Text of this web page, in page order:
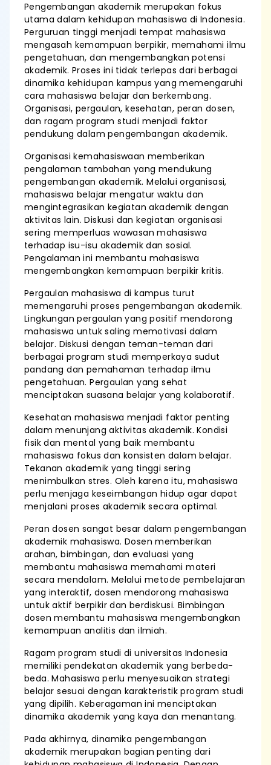
Pengembangan akademik merupakan fokus
utama dalam kehidupan mahasiswa di Indonesia.
Perguruan tinggi menjadi tempat mahasiswa
mengasah kemampuan berpikir, memahami ilmu
pengetahuan, dan mengembangkan potensi
akademik. Proses ini tidak terlepas dari berbagai
dinamika kehidupan kampus yang memengaruhi
cara mahasiswa belajar dan berkembang.
Organisasi, pergaulan, kesehatan, peran dosen,
dan ragam program studi menjadi faktor
pendukung dalam pengembangan akademik.
Organisasi kemahasiswaan memberikan
pengalaman tambahan yang mendukung
pengembangan akademik. Melalui organisasi,
mahasiswa belajar mengatur waktu dan
mengintegrasikan kegiatan akademik dengan
aktivitas lain. Diskusi dan kegiatan organisasi
sering memperluas wawasan mahasiswa
terhadap isu-isu akademik dan sosial.
Pengalaman ini membantu mahasiswa
mengembangkan kemampuan berpikir kritis.
Pergaulan mahasiswa di kampus turut
memengaruhi proses pengembangan akademik.
Lingkungan pergaulan yang positif mendorong
mahasiswa untuk saling memotivasi dalam
belajar. Diskusi dengan teman-teman dari
berbagai program studi memperkaya sudut
pandang dan pemahaman terhadap ilmu
pengetahuan. Pergaulan yang sehat
menciptakan suasana belajar yang kolaboratif.
Kesehatan mahasiswa menjadi faktor penting
dalam menunjang aktivitas akademik. Kondisi
fisik dan mental yang baik membantu
mahasiswa fokus dan konsisten dalam belajar.
Tekanan akademik yang tinggi sering
menimbulkan stres. Oleh karena itu, mahasiswa
perlu menjaga keseimbangan hidup agar dapat
menjalani proses akademik secara optimal.
Peran dosen sangat besar dalam pengembangan
akademik mahasiswa. Dosen memberikan
arahan, bimbingan, dan evaluasi yang
membantu mahasiswa memahami materi
secara mendalam. Melalui metode pembelajaran
yang interaktif, dosen mendorong mahasiswa
untuk aktif berpikir dan berdiskusi. Bimbingan
dosen membantu mahasiswa mengembangkan
kemampuan analitis dan ilmiah.
Ragam program studi di universitas Indonesia
memiliki pendekatan akademik yang berbeda-
beda. Mahasiswa perlu menyesuaikan strategi
belajar sesuai dengan karakteristik program studi
yang dipilih. Keberagaman ini menciptakan
dinamika akademik yang kaya dan menantang.
Pada akhirnya, dinamika pengembangan
akademik merupakan bagian penting dari